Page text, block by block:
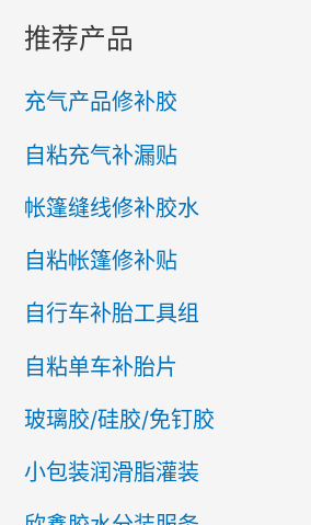
推荐产品
充气产品修补胶
自粘充气补漏贴
帐篷缝线修补胶水
自粘帐篷修补贴
自行车补胎工具组
自粘单车补胎片
玻璃胶/硅胶/免钉胶
小包装润滑脂灌装